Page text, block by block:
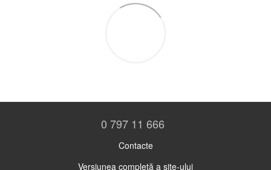
0 797 11 666
Contacte
Versiunea completă a site-ului